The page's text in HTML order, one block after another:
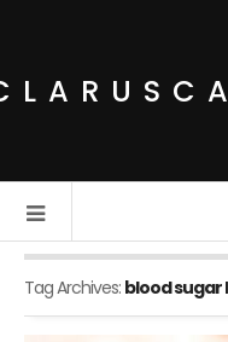
Tag Archives: blood sugar